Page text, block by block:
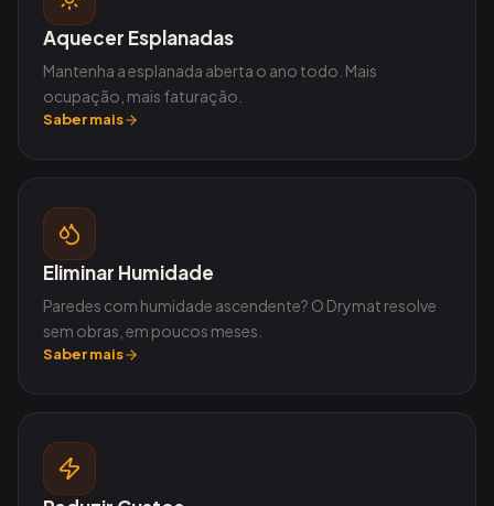
Aquecer Esplanadas
Mantenha a esplanada aberta o ano todo. Mais
ocupação, mais faturação.
Saber mais
Eliminar Humidade
Paredes com humidade ascendente? O Drymat resolve
sem obras, em poucos meses.
Saber mais